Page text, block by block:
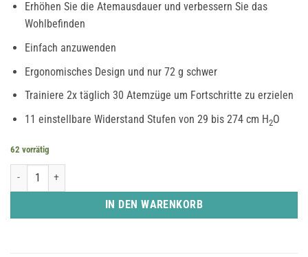
Erhöhen Sie die Atemausdauer und verbessern Sie das
Wohlbefinden
Einfach anzuwenden
Ergonomisches Design und nur 72 g schwer
Trainiere 2x täglich 30 Atemzüge um Fortschritte zu erzielen
11 einstellbare Widerstand Stufen von 29 bis 274 cm H2O
62 vorrätig
POWERbreathe Plus Black - Hoher Widerstand Menge
IN DEN WARENKORB